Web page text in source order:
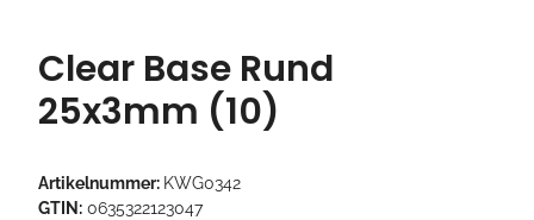
Clear Base Rund
25x3mm (10)
Artikelnummer: KWG0342
GTIN: 0635322123047